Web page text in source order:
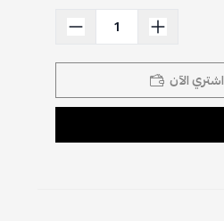
اشتري الآن